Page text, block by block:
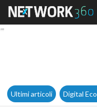
Ultimi articoli Digital